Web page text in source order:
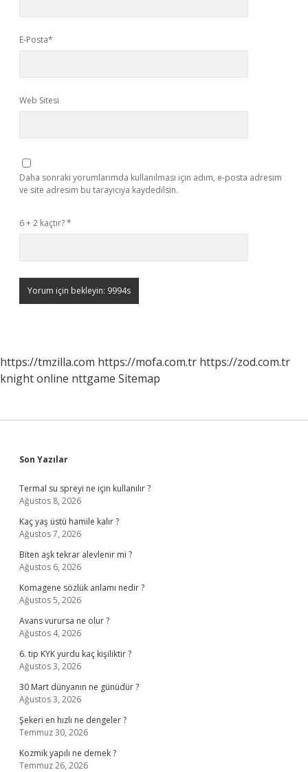
E-Posta*
Web Sitesi
Daha sonraki yorumlarımda kullanılması için adım, e-posta adresim
ve site adresim bu tarayıcıya kaydedilsin.
6 + 2 kaçtır?*
https://tmzilla.com https://mofa.com.tr https://zod.com.tr
knight online nttgame Sitemap
Sidebar
Son Yazılar
Termal su spreyi ne için kullanılır ?
Ağustos 8, 2026
Kaç yaş üstü hamile kalır ?
Ağustos 7, 2026
Biten aşk tekrar alevlenir mi ?
Ağustos 6, 2026
Komagene sözlük anlamı nedir ?
Ağustos 5, 2026
Avans vurursa ne olur ?
Ağustos 4, 2026
6. tip KYK yurdu kaç kişiliktir ?
Ağustos 3, 2026
30 Mart dünyanın ne günüdür ?
Ağustos 3, 2026
Şekeri en hızlı ne dengeler ?
Temmuz 30, 2026
Kozmik yapılı ne demek ?
Temmuz 26, 2026